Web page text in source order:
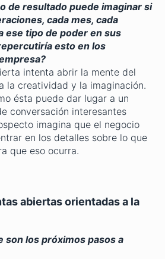
de resultado puede imaginar si
cada mes, cada
ese tipo de poder en sus
esto en los
intenta abrir la mente del
la creatividad y la imaginación.
ésta puede dar lugar a un
conversación interesantes
imagina que el negocio
en los detalles sobre lo que
que eso ocurra.
abiertas orientadas a la
son los próximos pasos a